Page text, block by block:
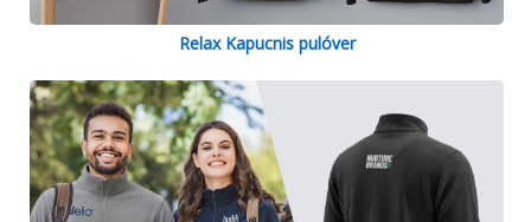
Relax Kapucnis pulóver